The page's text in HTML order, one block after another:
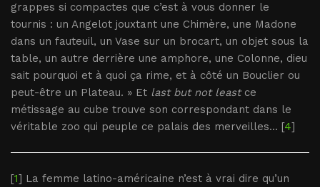
grappes si compactes que c’est à vous donner le
tournis : un Angelot jouxtant une Chimère, une Madone
dans un fauteuil, un Vase sur un brocart, un objet sous la
table, un autre derrière une amphore, une Colonne, dieu
sait pourquoi et à quoi ça rime, et à côté un Bouclier ou
peut-être un Plateau. » Et last but not leastce
métissage au cube trouve son correspondant dans le
véritable zoo qui peuple ce palais des merveilles... [4]
[1] La femme latino-américaine n’est à vrai dire qu’un